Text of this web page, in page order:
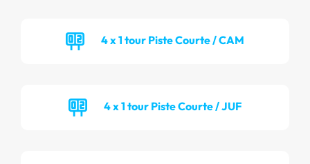
4 x 1 tour Piste Courte / CAM
4 x 1 tour Piste Courte / JUF